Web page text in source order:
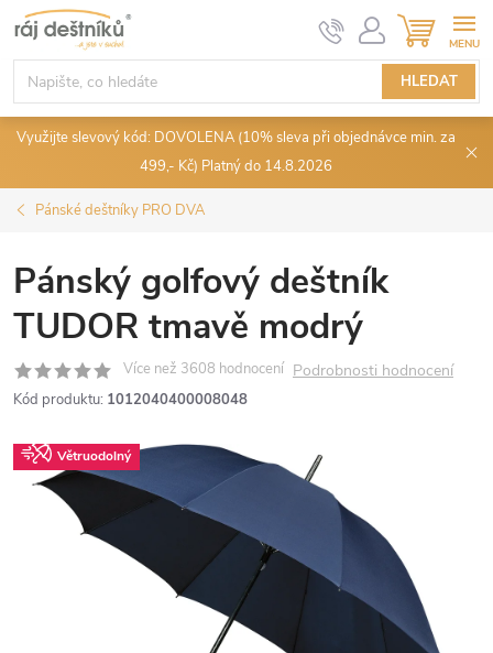
Přejít
na
obsah
HLEDAT
KOŠÍK
Využijte slevový kód: DOVOLENA (10% sleva při objednávce min. za
499,- Kč) Platný do 14.8.2026
Pánské deštníky PRO DVA
Pánský golfový deštník
TUDOR tmavě modrý
Podrobnosti hodnocení
Kód produktu: 1012040400008048
Větruodolný